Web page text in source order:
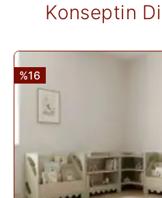
mümkün olmayan ürünlerde iade
teslim sırasında kargo tutanağı
ve ürüne göre değişiklik
açıklamalarında yer alır.
İade edilen ürünler, iade
gün içinde bankanıza iletilir.
İade Formu
iade talebi oluşturunuz.
Konseptin
%16